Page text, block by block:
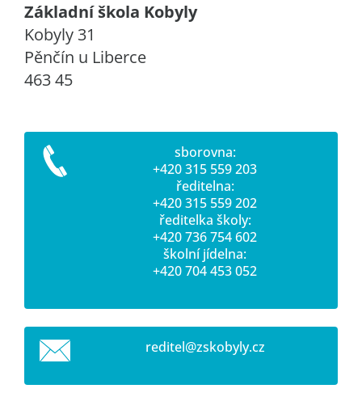
Základní škola Kobyly
Kobyly 31
Pěnčín u Liberce
463 45
sborovna:
+420 315 559 203
ředitelna:
+420 315 559 202
ředitelka školy:
+420 736 754 602
školní jídelna:
+420 704 453 052
reditel@zskobyly.cz